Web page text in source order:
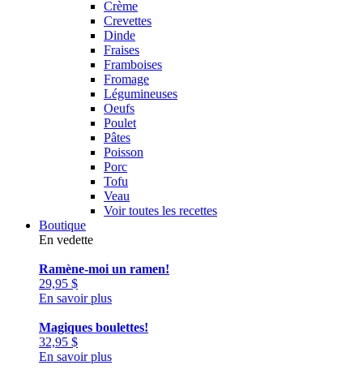
Crème
Crevettes
Dinde
Fraises
Framboises
Fromage
Légumineuses
Oeufs
Poulet
Pâtes
Poisson
Porc
Tofu
Veau
Voir toutes les recettes
Boutique
En vedette
Ramène-moi un ramen!
29,95 $
En savoir plus
Magiques boulettes!
32,95 $
En savoir plus